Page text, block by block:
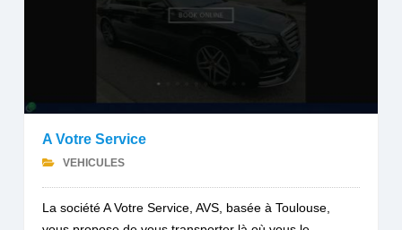
A Votre Service
VEHICULES
La société A Votre Service, AVS, basée à Toulouse,